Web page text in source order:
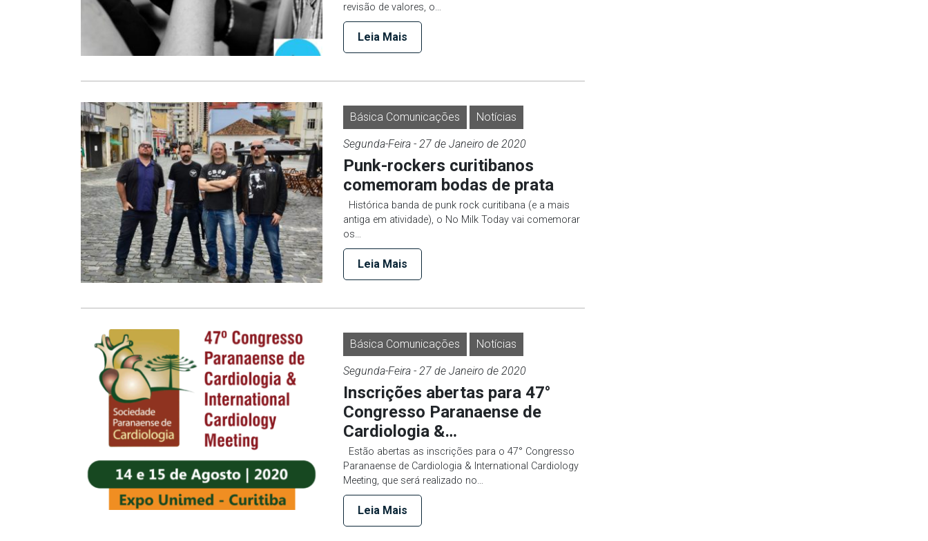
revisão de valores, o…
Leia Mais
Básica Comunicações Notícias
Segunda-Feira - 27 de Janeiro de 2020
Punk-rockers curitibanos
comemoram bodas de prata
Histórica banda de punk rock curitibana (e a mais
antiga em atividade), o No Milk Today vai comemorar
os…
Leia Mais
Básica Comunicações Notícias
Segunda-Feira - 27 de Janeiro de 2020
Inscrições abertas para 47°
Congresso Paranaense de
Cardiologia &…
Estão abertas as inscrições para o 47° Congresso
Paranaense de Cardiologia & International Cardiology
Meeting, que será realizado no…
Leia Mais